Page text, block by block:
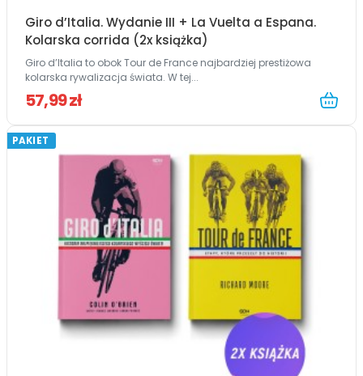
Giro d’Italia. Wydanie III + La Vuelta a Espana.
Kolarska corrida (2x książka)
Giro d’Italia to obok Tour de France najbardziej prestiżowa
kolarska rywalizacja świata. W tej...
57,99 zł
PAKIET